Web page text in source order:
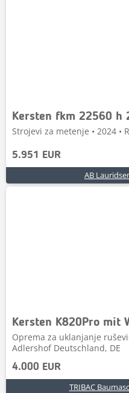
Strojevi za metenje • 2024 •
5.951 EUR
AB
Kersten K820Pro mit
Oprema za uklanjanje
Adlershof Deutschland, DE
4.000 EUR
TRIBAC